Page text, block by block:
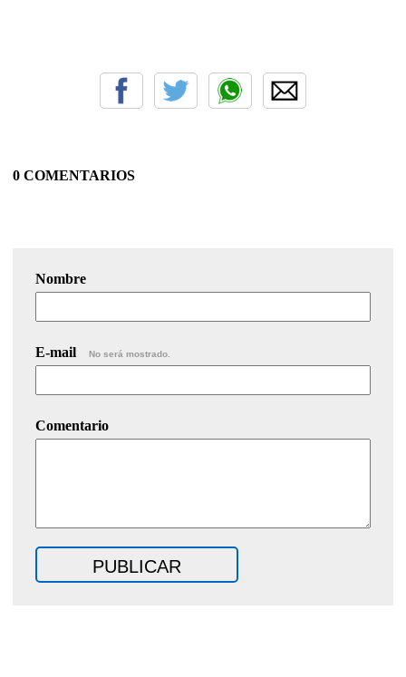
0 COMENTARIOS
Nombre
E-mail No será mostrado.
Comentario